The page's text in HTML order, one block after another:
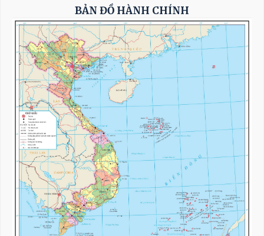
nhằm hoàn thiện thể chế, khắc phục khoảng
trống pháp lý
Thủ tướng Lê Minh Hưng: Xây dựng Khung
bảo đảm an ninh AI quốc gia và năng lực
chuyên trách về an ninh AI trong năm 2027
Cần nâng cao đồng bộ chất lượng của toàn hệ
thống giáo dục đại học
Tổng Bí thư, Chủ tịch nước: Phải đổi mới công
tác quy hoạch và tổ chức phát triển hạ tầng
BẢN ĐỒ HÀNH CHÍNH